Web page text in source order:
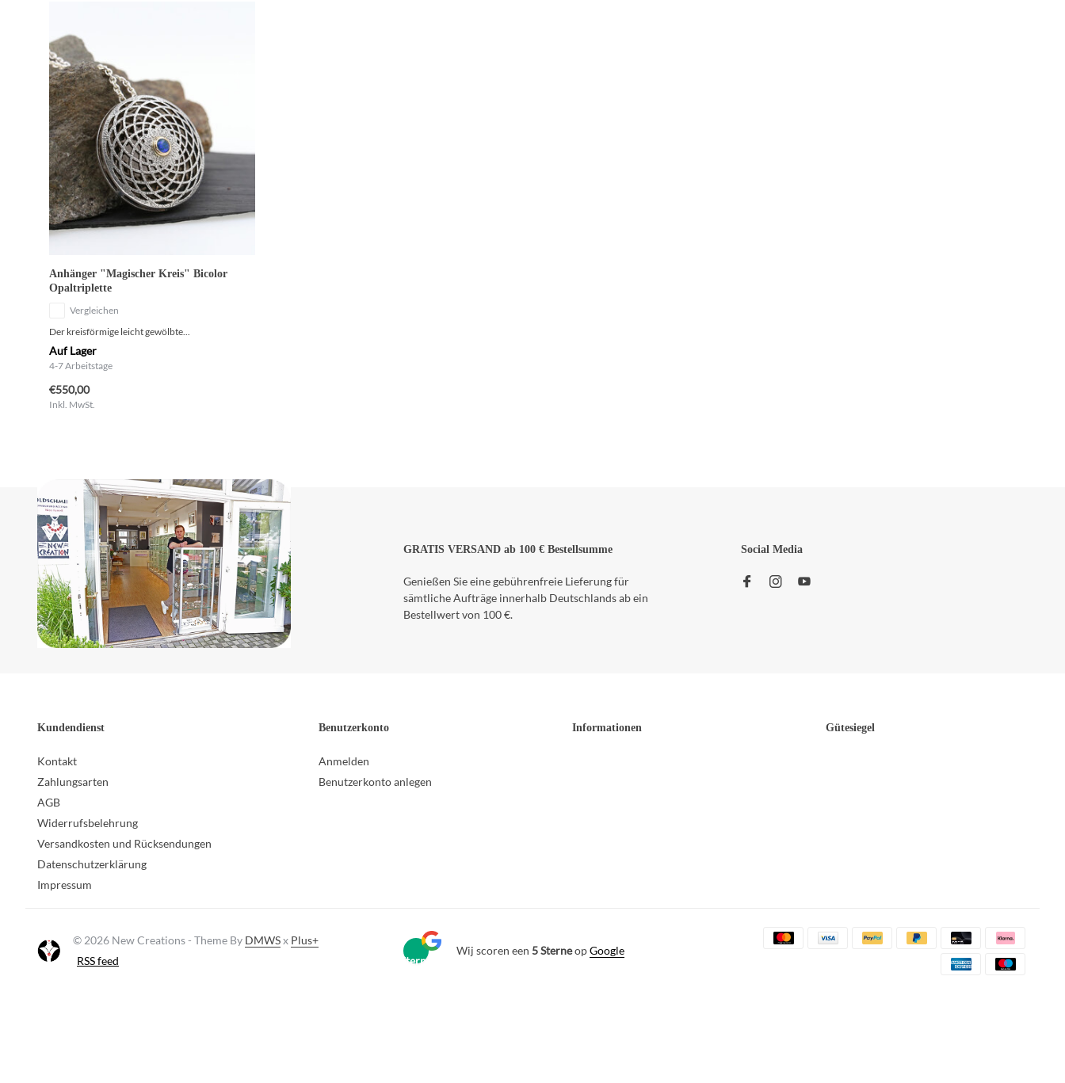
Anhänger "Magischer Kreis" Bicolor
Opaltriplette
Vergleichen
Der kreisförmige leicht gewölbte...
Auf Lager
4-7 Arbeitstage
€550,00
Inkl. MwSt.
GRATIS VERSAND ab 100 € Bestellsumme
Genießen Sie eine gebührenfreie Lieferung für
sämtliche Aufträge innerhalb Deutschlands ab ein
Bestellwert von 100 €.
Social Media
Kundendienst
Kontakt
Zahlungsarten
AGB
Widerrufsbelehrung
Versandkosten und Rücksendungen
Datenschutzerklärung
Impressum
Benutzerkonto
Anmelden
Benutzerkonto anlegen
Informationen Gütesiegel
© 2026 New Creations - Theme By DMWSx Plus+
RSS feed
5
Sterne
Wij scoren een 5 SterneopGoogle